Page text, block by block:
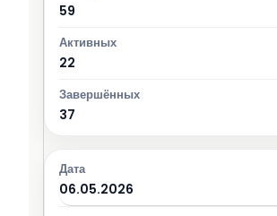
59
22
37
06.05.2026